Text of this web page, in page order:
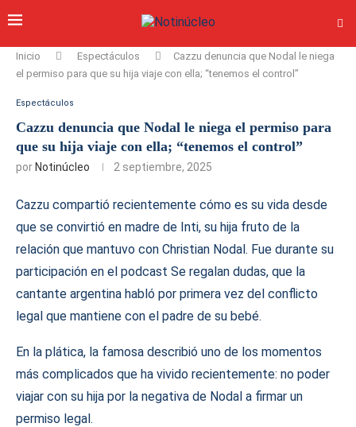
Inicio Espectáculos
Cazzu denuncia que Nodal le niega
el permiso para que su hija viaje con ella; “tenemos el control”
Espectáculos
Cazzu denuncia que Nodal le niega el permiso para
que su hija viaje con ella; “tenemos el control”
por Notinúcleo 2 septiembre, 2025
Cazzu compartió recientemente cómo es su vida desde
que se convirtió en madre de Inti, su hija fruto de la
relación que mantuvo con Christian Nodal. Fue durante su
participación en el podcast Se regalan dudas, que la
cantante argentina habló por primera vez del conflicto
legal que mantiene con el padre de su bebé.
En la plática, la famosa describió uno de los momentos
más complicados que ha vivido recientemente: no poder
viajar con su hija por la negativa de Nodal a firmar un
permiso legal.